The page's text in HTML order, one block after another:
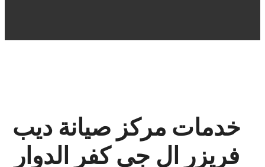
خدمات مركز صيانة ديب
فريزر ال جي كفر الدوار